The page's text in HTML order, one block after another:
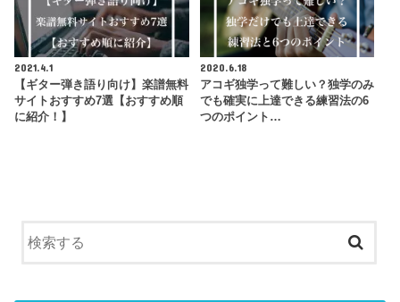
2021.4.1
【ギター弾き語り向け】楽譜無料
サイトおすすめ7選【おすすめ順
に紹介！】
2020.6.18
アコギ独学って難しい？独学のみ
でも確実に上達できる練習法の6
つのポイント…